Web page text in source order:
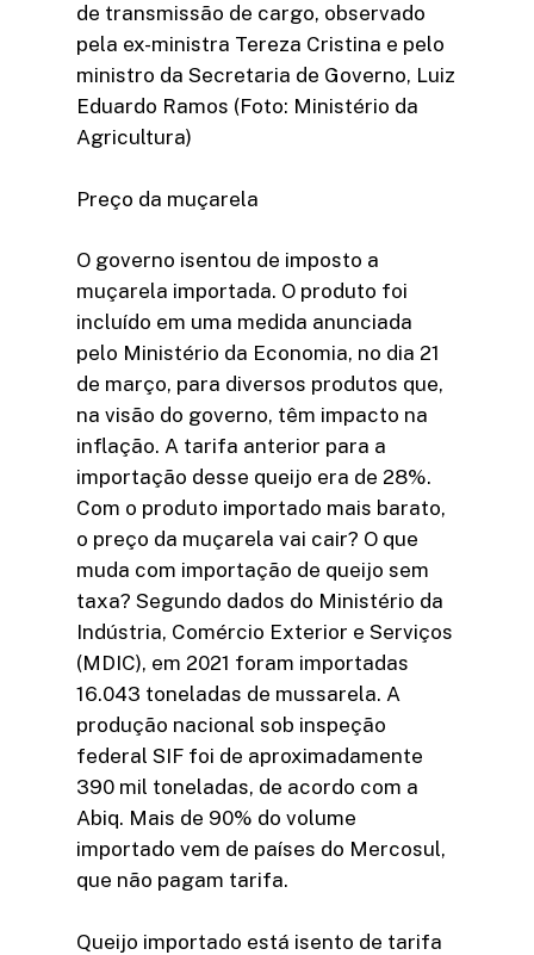
de transmissão de cargo, observado
pela ex-ministra Tereza Cristina e pelo
ministro da Secretaria de Governo, Luiz
Eduardo Ramos (Foto: Ministério da
Agricultura)
Preço da muçarela
O governo isentou de imposto a
muçarela importada. O produto foi
incluído em uma medida anunciada
pelo Ministério da Economia, no dia 21
de março, para diversos produtos que,
na visão do governo, têm impacto na
inflação. A tarifa anterior para a
importação desse queijo era de 28%.
Com o produto importado mais barato,
o preço da muçarela vai cair? O que
muda com importação de queijo sem
taxa? Segundo dados do Ministério da
Indústria, Comércio Exterior e Serviços
(MDIC), em 2021 foram importadas
16.043 toneladas de mussarela. A
produção nacional sob inspeção
federal SIF foi de aproximadamente
390 mil toneladas, de acordo com a
Abiq. Mais de 90% do volume
importado vem de países do Mercosul,
que não pagam tarifa.
Queijo importado está isento de tarifa